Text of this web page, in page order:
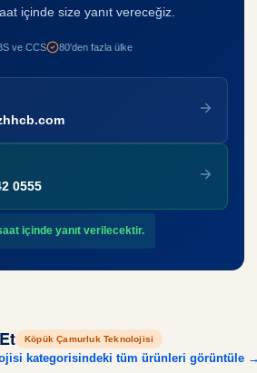
içinde size yanıt vereceğiz.
ve CCS 80'den fazla ülke
0555
içinde yanıt verilecektir.
Köpük Çamurluk Teknolojisi
kategorisindeki tüm ürünleri görüntüle